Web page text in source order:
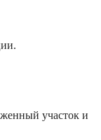
участок и